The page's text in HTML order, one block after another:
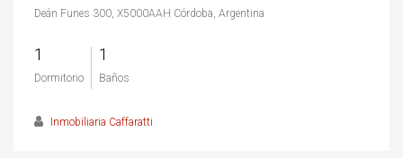
Deán Funes 300, X5000AAH Córdoba, Argentina
1
Dormitorio
1
Baños
Inmobiliaria Caffaratti